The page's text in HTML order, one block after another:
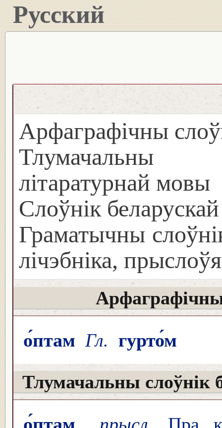
Русский
Арфаграфічны
Тлумачальны
літаратурнай мовы
Слоўнік
Граматычны
лічэбніка, прыслоўя
о́птам Гл. гурто́м
Тлумачальны слоўнік